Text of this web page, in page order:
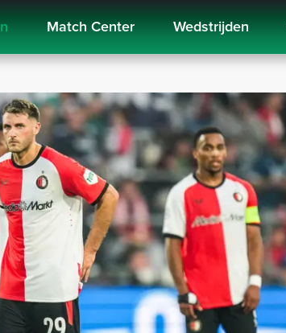
Match Center Wedstrijden